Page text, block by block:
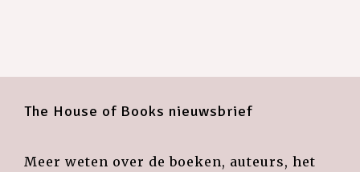
The House of Books nieuwsbrief
Meer weten over de boeken, auteurs, het